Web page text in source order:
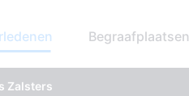
Begraafplaatsen
Zalsters